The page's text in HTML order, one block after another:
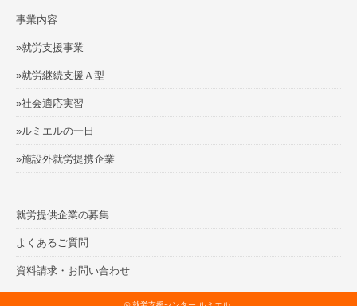
事業内容
»就労支援事業
»就労継続支援Ａ型
»社会適応実習
»ルミエルの一日
»施設外就労提携企業
就労提供企業の募集
よくあるご質問
資料請求・お問い合わせ